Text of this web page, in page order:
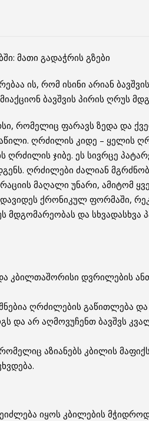
მათი გადაჭრის გზები
ის, რომ ისინი არიან
ბავშვის პირის ღრუს
რომელიც ფარავს ზედა და
ღრძილის კიდე – ყელის
ჯიბე. ეს სივრცე
ღრძილები ძალიან
მაღალი უნარი, ამიტომ
ქრონიკულ ფორმაში,
მდგომარეობას და
კბილთაშორისი დვრილების
ღრძილების გაწითლება
არ აღმოვუჩენთ ბავშვს
აზიანებს კბილის
იყოს კბილების